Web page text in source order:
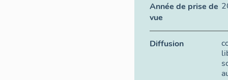
Année de prise de
vue
Diffusion